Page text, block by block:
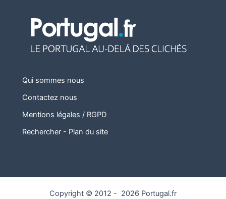
Qui sommes nous
Contactez nous
Mentions légales / RGPD
Rechercher- Plan du site
Copyright © 2012 - 2026 Portugal.fr